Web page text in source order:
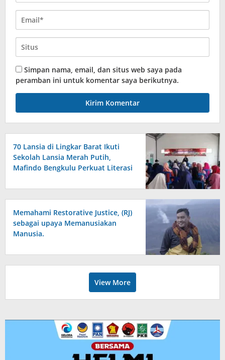
Simpan nama, email, dan situs web saya pada
peramban ini untuk komentar saya berikutnya.
70 Lansia di Lingkar Barat Ikuti
Sekolah Lansia Merah Putih,
Mafindo Bengkulu Perkuat Literasi
Memahami Restorative Justice, (RJ)
sebagai upaya Memanusiakan
Manusia.
View More